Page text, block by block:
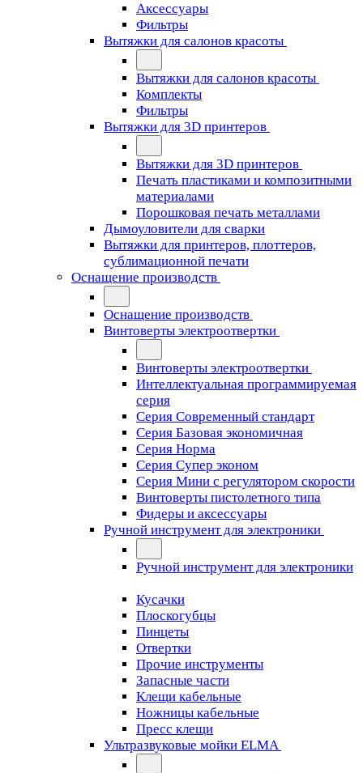
Аксессуары
Фильтры
Вытяжки для салонов красоты
Вытяжки для салонов красоты
Комплекты
Фильтры
Вытяжки для 3D принтеров
Вытяжки для 3D принтеров
Печать пластиками и композитными
материалами
Порошковая печать металлами
Дымоуловители для сварки
Вытяжки для принтеров, плоттеров,
сублимационной печати
Оснащение производств
Оснащение производств
Винтоверты электроотвертки
Винтоверты электроотвертки
Интеллектуальная программируемая
серия
Серия Современный стандарт
Серия Базовая экономичная
Серия Норма
Серия Cупер эконом
Серия Мини с регулятором скорости
Винтоверты пистолетного типа
Фидеры и аксессуары
Ручной инструмент для электроники
Ручной инструмент для электроники
Кусачки
Плоскогубцы
Пинцеты
Отвертки
Прочие инструменты
Запасные части
Клещи кабельные
Ножницы кабельные
Пресс клещи
Ультразвуковые мойки ELMA